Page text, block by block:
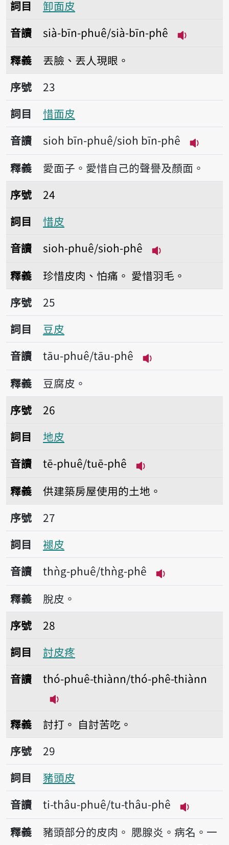
詞目
卸面皮
音讀
sià-bīn-phuê/sià-bīn-phê
釋義
丟臉、丟人現眼。
序號23惜面皮
序號
23
詞目
惜面皮
音讀
sioh bīn-phuê/sioh bīn-phê
播放
釋義
愛面子。愛惜自己的聲譽及顏面。
序號24惜皮
序號
24
詞目
惜皮
音讀
sioh-phuê/sioh-phê
釋義 珍惜皮肉、怕痛。 愛惜羽毛。
序號25豆皮
序號
25
詞目
豆皮
音讀
tāu-phuê/tāu-phê
播放音讀tāu-
釋義
豆腐皮。
序號26地皮
序號
26
詞目
地皮
音讀
tē-phuê/tuē-phê
釋義
供建築房屋使用的土地。
序號27褪皮
序號
27
詞目
褪皮
音讀
thǹg-phuê/thǹg-phê
播放音讀
釋義
脫皮。
序號28討皮疼
序號
28
詞目
討皮疼
音讀
thó-phuê-thiànn/thó-phê-thiànn
釋義 討打。 自討苦吃。
序號29豬頭皮
序號
29
詞目
豬頭皮
音讀
ti-thâu-phuê/tu-thâu-phê
播放音
釋義 豬頭部分的皮肉。 腮腺炎。病名。一